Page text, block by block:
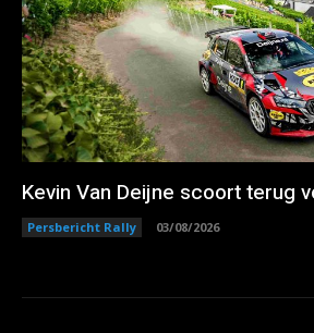
Kevin Van Deijne scoort terug
Persbericht Rally 03/08/2026